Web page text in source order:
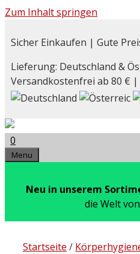
Zum Inhalt springen
Sicher Einkaufen | Gute
Lieferung: Deutschland &
Versandkostenfrei ab 80 €
0
Menu
Neu in unserem
die Welt von
Startseite /